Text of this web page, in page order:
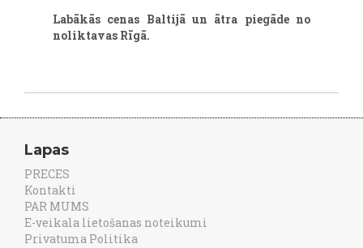
Labākās cenas Baltijā un ātra piegāde no
noliktavas Rīgā.
Lapas
PRECES
Kontakti
PAR MUMS
E-veikala lietošanas noteikumi
Privatuma Politika